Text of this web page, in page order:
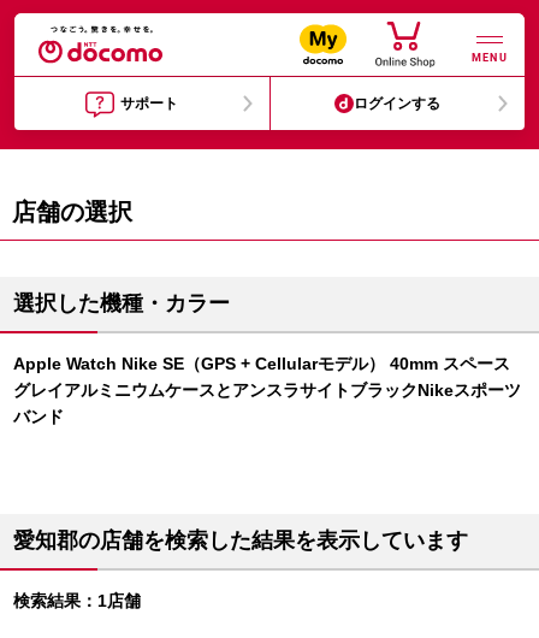
MENU
サポート ログインする
店舗の選択
選択した機種・カラー
Apple Watch Nike SE（GPS + Cellularモデル） 40mm スペース
グレイアルミニウムケースとアンスラサイトブラックNikeスポーツ
バンド
愛知郡の店舗を検索した結果を表示しています
検索結果：1店舗